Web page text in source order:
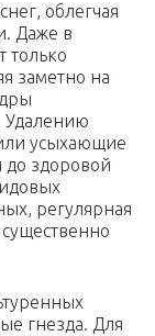
облегчая
Даже в
только
заметно на
Удалению
усыхающие
до здоровой
регулярная
гнезда. Для